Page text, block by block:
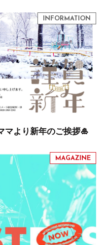
より新年のご挨拶🎍